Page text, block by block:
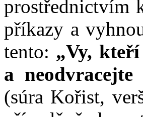
prostřednictvím
příkazy a
tento: „Vy,
a
(súra Kořist,